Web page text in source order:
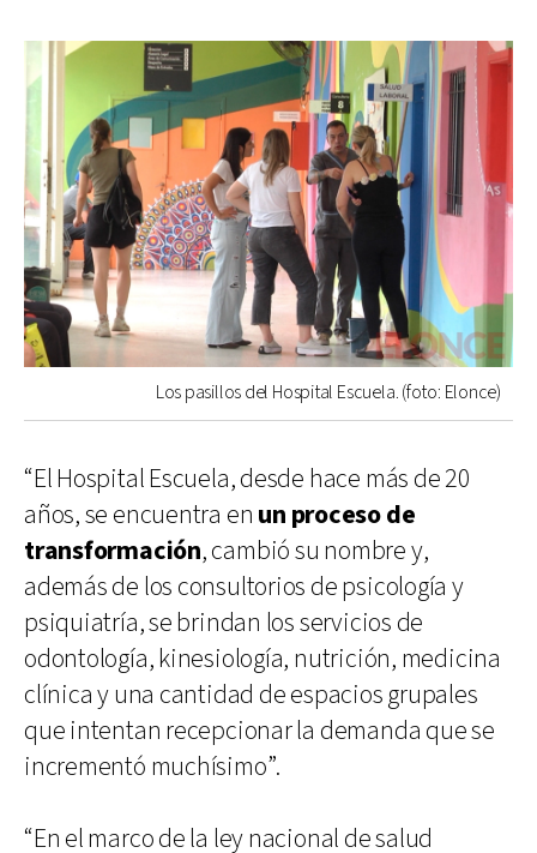
Los pasillos del Hospital Escuela. (foto: Elonce)
“El Hospital Escuela, desde hace más de 20
años, se encuentra en un proceso de
transformación, cambió su nombre y,
además de los consultorios de psicología y
psiquiatría, se brindan los servicios de
odontología, kinesiología, nutrición, medicina
clínica y una cantidad de espacios grupales
que intentan recepcionar la demanda que se
incrementó muchísimo”.
“En el marco de la ley nacional de salud